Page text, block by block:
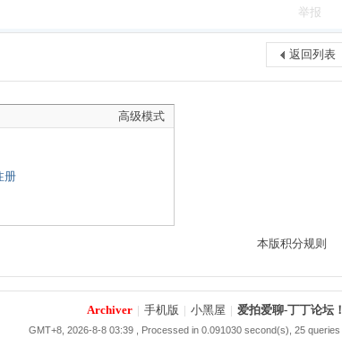
举报
返回列表
高级模式
册
本版积分规则
Archiver | 手机版 | 小黑屋 | 爱拍爱聊-丁丁论坛！
GMT+8, 2026-8-8 03:39 , Processed in 0.091030 second(s), 25 queries .